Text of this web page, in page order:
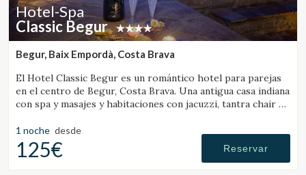
Hotel-Spa
Classic Begur
Begur, Baix Empordà, Costa Brava
El Hotel Classic Begur es un romántico hotel para parejas
en el centro de Begur, Costa Brava. Una antigua casa indiana
con spa y masajes y habitaciones con jacuzzi, tantra chair y
1 noche desde
125€ Reservar